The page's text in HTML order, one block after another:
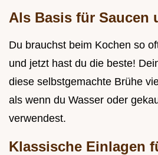
Als Basis für Saucen
Du brauchst beim Kochen so
und jetzt hast du die beste!
diese selbstgemachte Brühe
als wenn du Wasser oder
verwendest.
Klassische Einlagen